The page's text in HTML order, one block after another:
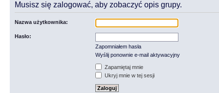
Musisz się zalogować, aby zobaczyć opis grupy.
Nazwa użytkownika:
Hasło:
Zapomniałem hasła
Wyślij ponownie e-mail aktywacyjny
Zapamiętaj mnie
Ukryj mnie w tej sesji